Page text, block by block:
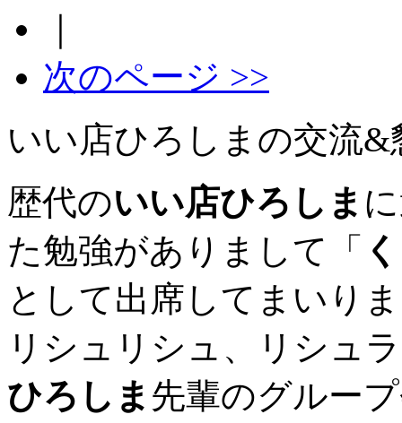
次のページ >>
いい店ひろしまの交流&
歴代のいい店ひろしま
た勉強がありまして「
として出席してまいり
リシュリシュ、リシュ
ひろしま 先輩のグルー